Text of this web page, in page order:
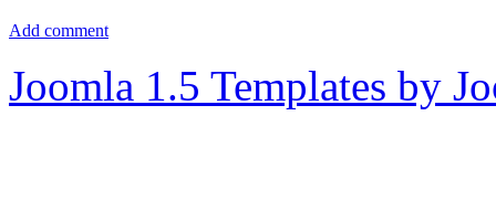
Add comment
Joomla 1.5 Templates by